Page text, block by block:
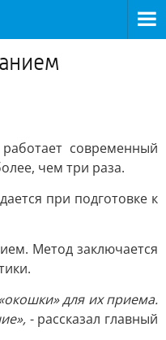
современный
чем три раза.
при подготовке к
Метод заключается
для их приема.
- рассказал главный